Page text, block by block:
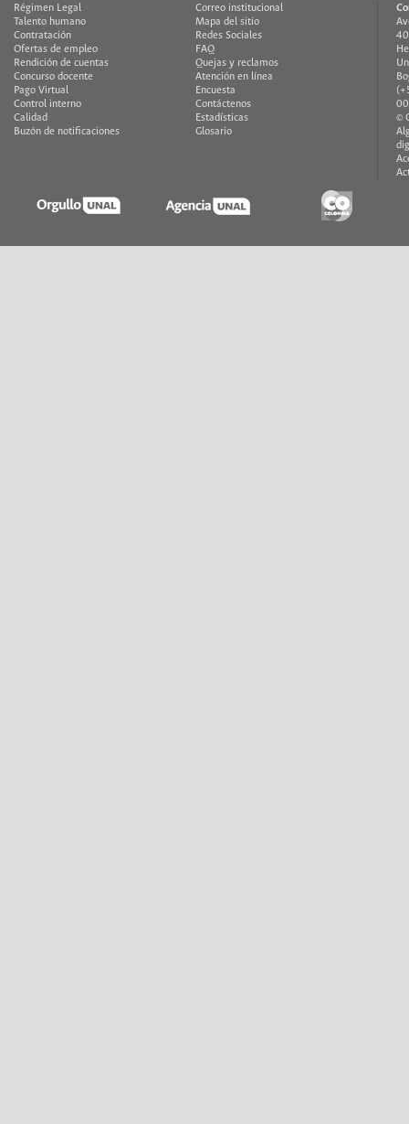
Régimen Legal
Talento humano
Contratación
Ofertas de empleo
Rendición de cuentas
Concurso docente
Pago Virtual
Control interno
Calidad
Buzón de notificaciones
Correo institucional
Mapa del sitio
Redes Sociales
FAQ
Quejas y reclamos
Atención en línea
Encuesta
Contáctenos
Estadísticas
Glosario
©